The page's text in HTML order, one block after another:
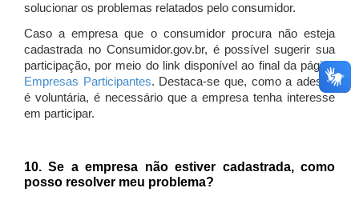
solucionar os problemas relatados pelo consumidor.
Caso a empresa que o consumidor procura não esteja
cadastrada no Consumidor.gov.br, é possível sugerir sua
participação, por meio do link disponível ao final da página
Empresas Participantes. Destaca-se que, como a adesão
é voluntária, é necessário que a empresa tenha interesse
em participar.
10. Se a empresa não estiver cadastrada, como
posso resolver meu problema?